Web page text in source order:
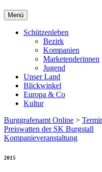
Menü
Schützenleben
Bezirk
Kompanien
Marketenderinnen
Jugend
Unser Land
Blickwinkel
Europa & Co
Kultur
Burggrafenamt Online >
Preiswatten der SK Burgstall
Kompanieveranstaltung
2015